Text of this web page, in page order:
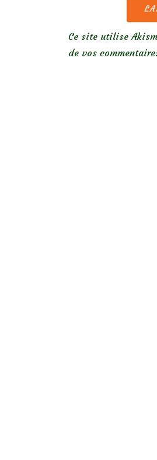
Ce site utilise
de vos